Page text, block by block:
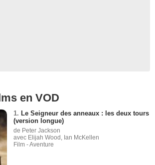
en VOD
1. Le Seigneur des anneaux : les deux tours
(version longue)
de Peter Jackson
avec Elijah Wood, Ian McKellen
Film - Aventure